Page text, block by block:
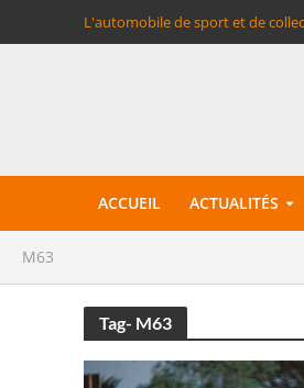
L'automobile de sport et de
ACCUEIL ACTUALITÉS
M63
Tag- M63